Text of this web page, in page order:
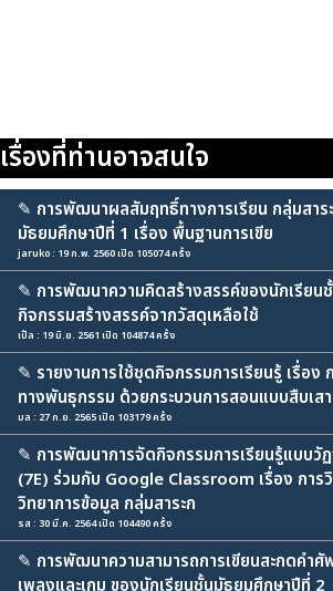
เรื่องที่ท่านอาจสนใจ
✎ การพัฒนาผลสัมฤทธิ์ทางการเรียน กลุ่มสาร
มัธยมศึกษาปีที่ 1 เรื่อง พื้นฐานการเขีย
jaruko : 19 ก.พ. 2560 เปิด 105074 ครั้ง
✎ การพัฒนาความคิดสร้างสรรค์ของนักเรียน
กิจกรรมสร้างสรรค์จากวัสดุเหลือใช้
เปิ้ล : 19 มิ.ย. 2561 เปิด 104874 ครั้ง
✎ รายงานการใช้ชุดกิจกรรมการเรียนรู้ เรื่อ
ทางพันธุกรรม ด้วยกระบวนการสอนแบบสืบเสา
มล : 27 ก.ย. 2565 เปิด 103179 ครั้ง
✎ การพัฒนาการจัดกิจกรรมการเรียนรู้แบบวั
(7E) ร่วมกับ Google Classroom เรื่อง การวิ
วิทยาการข้อมูล กลุ่มสาระก
รส : 30 มี.ค. 2564 เปิด 104490 ครั้ง
✎ การพัฒนาความสามารถการเขียนสะกดคำ